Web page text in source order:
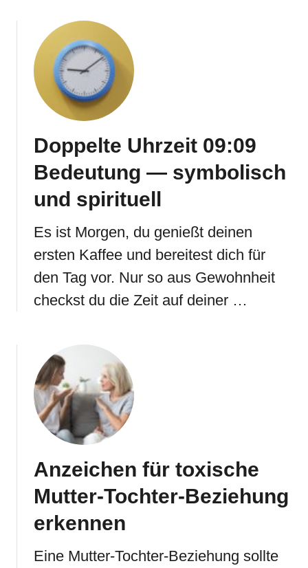
Doppelte Uhrzeit 09:09
Bedeutung — symbolisch
und spirituell
Es ist Morgen, du genießt deinen
ersten Kaffee und bereitest dich für
den Tag vor. Nur so aus Gewohnheit
checkst du die Zeit auf deiner …
Anzeichen für toxische
Mutter-Tochter-Beziehung
erkennen
Eine Mutter-Tochter-Beziehung sollte